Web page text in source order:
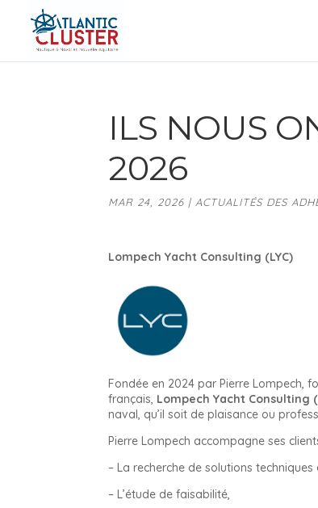
ILS NOUS
2026
MAR 24, 2026 | ACTUALITÉS DES
Lompech Yacht Consulting (LYC)
Fondée en 2024 par Pierre Lompech,
français, Lompech Yacht Consulting
naval, qu’il soit de plaisance ou
Pierre Lompech accompagne ses
– La recherche de solutions techniques
– L’étude de faisabilité,